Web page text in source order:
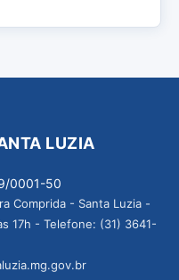
LUZIA
0001-50
Comprida - Santa Luzia -
17h - Telefone: (31) 3641-